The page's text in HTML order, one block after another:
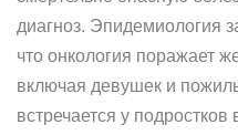
диагноз. Эпидемиология
что онкология поражает
включая девушек и
встречается у